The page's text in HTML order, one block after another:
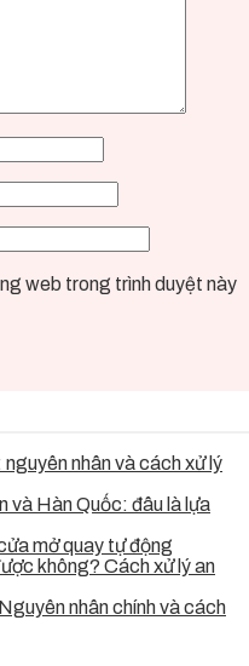
web trong trình duyệt này
nhân và cách xử lý
và Hàn Quốc: đâu là lựa
mở quay tự động
không? Cách xử lý an
nhân chính và cách